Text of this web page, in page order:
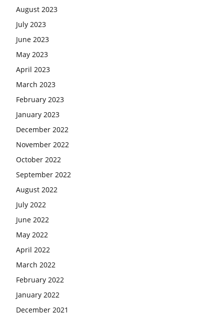
August 2023
July 2023
June 2023
May 2023
April 2023
March 2023
February 2023
January 2023
December 2022
November 2022
October 2022
September 2022
August 2022
July 2022
June 2022
May 2022
April 2022
March 2022
February 2022
January 2022
December 2021